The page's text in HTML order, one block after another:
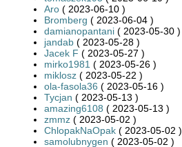
Aro ( 2023-06-10 )
Bromberg ( 2023-06-04 )
damianopantani ( 2023-05-30 )
jandab ( 2023-05-28 )
Jacek F ( 2023-05-27 )
mirko1981 ( 2023-05-26 )
miklosz ( 2023-05-22 )
ola-fasola36 ( 2023-05-16 )
Tycjan ( 2023-05-13 )
amazing6108 ( 2023-05-13 )
zmmz ( 2023-05-02 )
ChlopakNaOpak ( 2023-05-02 )
samolubnygen ( 2023-05-02 )